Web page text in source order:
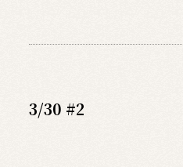
3/30 #2